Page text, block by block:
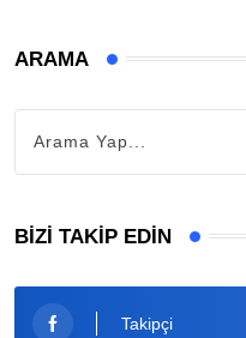
ARAMA
BIZI TAKIP EDIN
Takipçi